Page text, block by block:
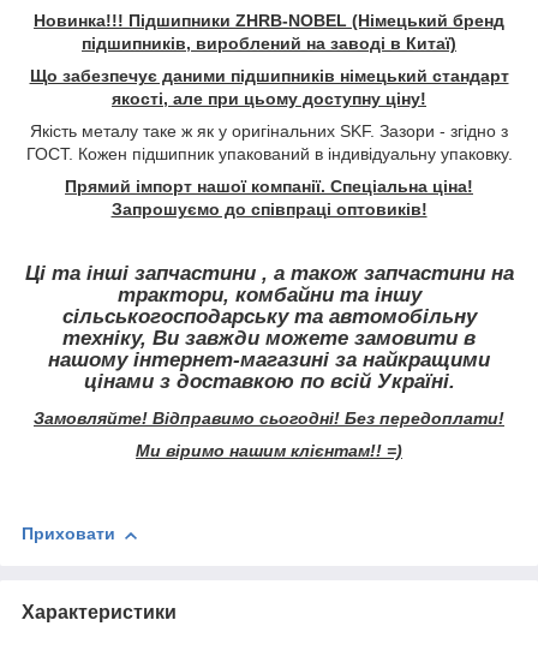
Новинка!!! Підшипники ZHRB-NOBEL (Німецький бренд
підшипників, вироблений на заводі в Китаї)
Що забезпечує даними підшипників німецький стандарт
якості, але при цьому доступну ціну!
Якість металу таке ж як у оригінальних SKF. Зазори - згідно з
ГОСТ. Кожен підшипник упакований в індивідуальну упаковку.
Прямий імпорт нашої компанії. Спеціальна ціна!
Запрошуємо до співпраці оптовиків!
Ці та інші запчастини , а також запчастини на
трактори, комбайни та іншу
сільськогосподарську та автомобільну
техніку, Ви завжди можете замовити в
нашому інтернет-магазині за найкращими
цінами з доставкою по всій Україні.
Замовляйте! Відправимо сьогодні! Без передоплати!
Ми віримо нашим клієнтам!! =)
Приховати
Характеристики